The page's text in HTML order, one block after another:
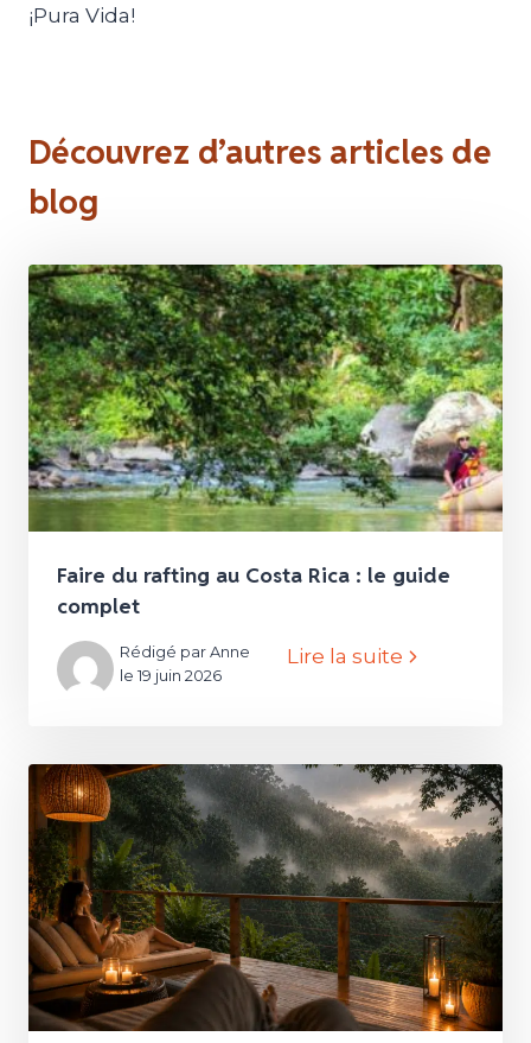
¡Pura Vida!
Découvrez d’autres articles de
blog
Faire du rafting au Costa Rica : le guide
complet
Rédigé par Anne
le 19 juin 2026
Lire la suite